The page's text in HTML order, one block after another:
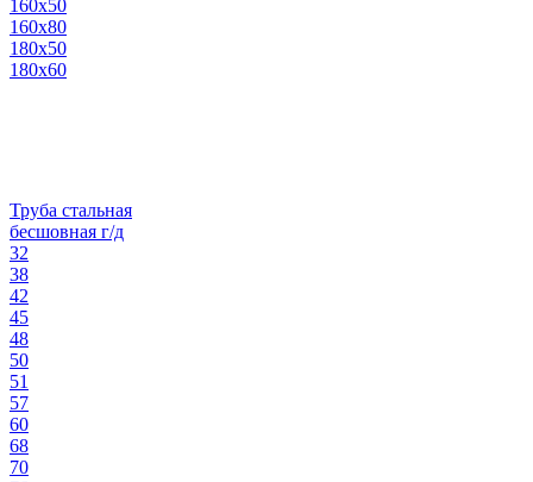
160х50
160х80
180х50
180х60
Труба стальная
бесшовная г/д
32
38
42
45
48
50
51
57
60
68
70